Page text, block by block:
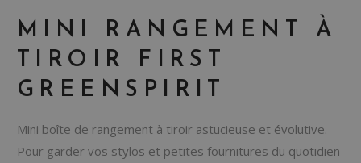
MINI RANGEMENT À
TIROIR FIRST
GREENSPIRIT
Mini boîte de rangement à tiroir astucieuse et évolutive.
Pour garder vos stylos et petites fournitures du quotidien